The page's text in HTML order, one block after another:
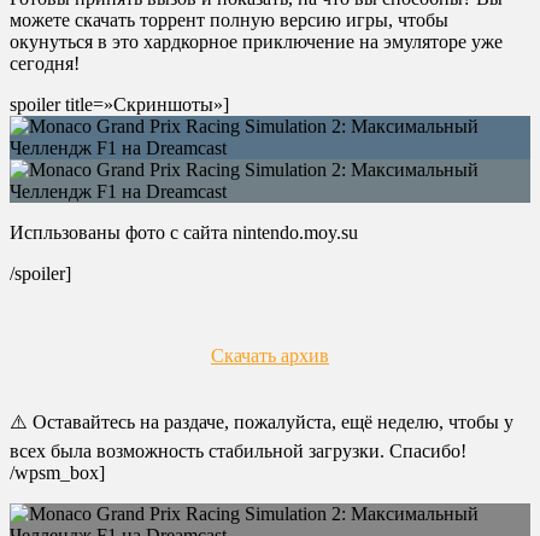
можете скачать торрент полную версию игры, чтобы
окунуться в это хардкорное приключение на эмуляторе уже
сегодня!
spoiler title=»Скриншоты»]
Испльзованы фото с сайта nintendo.moy.su
/spoiler]
Скачать архив
⚠️ Оставайтесь на раздаче, пожалуйста, ещё неделю, чтобы у
всех была возможность стабильной загрузки. Спасибо!
/wpsm_box]